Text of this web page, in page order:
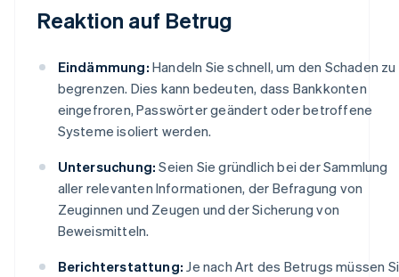
Reaktion auf Betrug
Eindämmung: Handeln Sie schnell, um den Schaden zu
begrenzen. Dies kann bedeuten, dass Bankkonten
eingefroren, Passwörter geändert oder betroffene
Systeme isoliert werden.
Untersuchung: Seien Sie gründlich bei der Sammlung
aller relevanten Informationen, der Befragung von
Zeuginnen und Zeugen und der Sicherung von
Beweismitteln.
Berichterstattung: Je nach Art des Betrugs müssen